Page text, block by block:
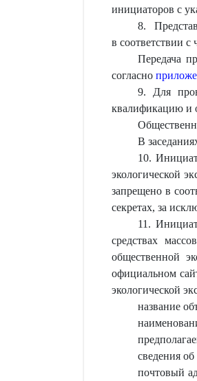
инициаторов с
8.
в соответствии с
Передача
согласно
9. Для
квалификацию и
В
10.
экологической
запрещено в
секретах, за
11.
средствах
общественной
официальном
экологической
название
сведения
почтовый